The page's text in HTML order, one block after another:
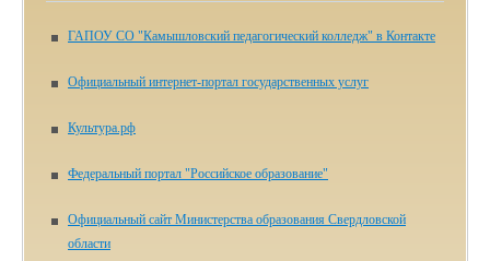
ГАПОУ СО "Камышловский педагогический колледж" в Контакте
Официальный интернет-портал государственных услуг
Культура.рф
Федеральный портал "Российское образование"
Официальный сайт Министерства образования Свердловской
области